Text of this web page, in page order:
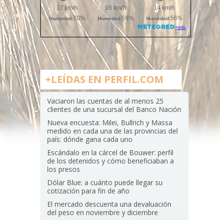
+LEÍDAS EN PERFIL.COM
Vaciaron las cuentas de al menos 25
clientes de una sucursal del Banco Nación
Nueva encuesta: Milei, Bullrich y Massa
medido en cada una de las provincias del
país: dónde gana cada uno
Escándalo en la cárcel de Bouwer: perfil
de los detenidos y cómo beneficiaban a
los presos
Dólar Blue: a cuánto puede llegar su
cotización para fin de año
El mercado descuenta una devaluación
del peso en noviembre y diciembre